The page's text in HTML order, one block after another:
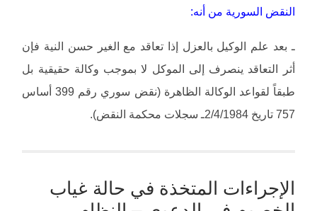
النقض السورية من أنه:
ـ بعد علم الوكيل بالعزل إذا تعاقد مع الغير حسن النية فإن
أثر التعاقد ينصرف إلى الموكل لا بموجب وكالة حقيقية بل
طبقاً لقواعد الوكالة الظاهرة (نقض سوري رقم 399 أساس
757 تاريخ 2/4/1984ـ سجلات محكمة النقض).
الإجراءات المتخذة في حالة غياب